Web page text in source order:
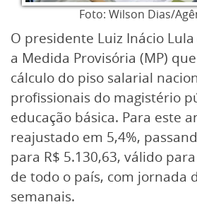
Foto: Wilson Dias/
O presidente Luiz Inácio
a Medida Provisória (MP)
cálculo do piso salarial
profissionais do magistério
educação básica. Para este
reajustado em 5,4%,
para R$ 5.130,63, válido
de todo o país, com jornada
semanais.